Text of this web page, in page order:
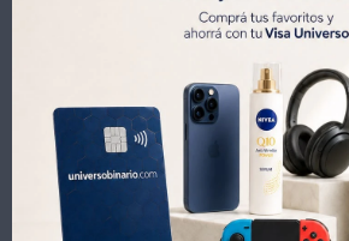
Productos que te pueden